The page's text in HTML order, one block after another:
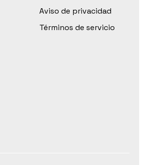
Aviso de privacidad
Términos de servicio